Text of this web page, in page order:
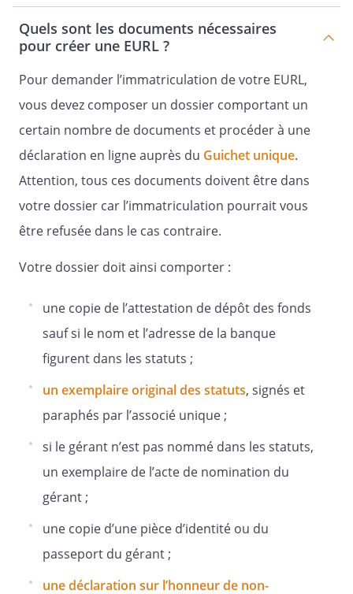
conformément aux dispositions légales.
réunies entre les mains d'un seul associé
personne morale, la dissolution de la
société, pour quelque cause que ce soit,
entraîne la transmission universelle du
patrimoine social à l'associé unique, sans
qu'il y ait lieu à liquidation, sous réserve
conformément aux dispositions de
l'article
du code civil
Article 20 -
Actes accomplis pour le compte de la
société en formation
compte de la société en formation a été
annexé aux statuts. La signature de ceux-
par la société, lorsque celle-ci aura été
immatriculée au Registre du commerce
Quels sont les documents nécessaires
pour créer une EURL ?
Pour demander l’immatriculation de votre EURL,
vous devez composer un dossier comportant un
certain nombre de documents et procéder à une
déclaration en ligne auprès du Guichet unique.
Attention, tous ces documents doivent être dans
votre dossier car l’immatriculation pourrait vous
être refusée dans le cas contraire.
Votre dossier doit ainsi comporter :
une copie de l’attestation de dépôt des fonds
sauf si le nom et l’adresse de la banque
figurent dans les statuts ;
un exemplaire original des statuts, signés et
paraphés par l’associé unique ;
si le gérant n’est pas nommé dans les statuts,
un exemplaire de l’acte de nomination du
gérant ;
une copie d’une pièce d’identité ou du
passeport du gérant ;
une déclaration sur l’honneur de non-